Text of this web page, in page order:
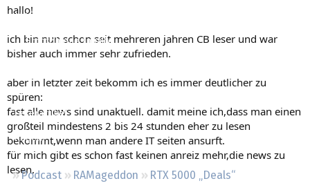
Aktuelles
Empfohlene Inhalte
Neueste Aktivitäten
Leserartikel
Regeln
Podcast RAMageddon
RTX 5000 „Deals“
r
hallo!
ich bin nun schon seit mehreren jahren CB leser und war
bisher auch immer sehr zufrieden.
aber in letzter zeit bekomm ich es immer deutlicher zu
spüren:
fast alle news sind unaktuell. damit meine ich,dass man einen
großteil mindestens 2 bis 24 stunden eher zu lesen
bekommt,wenn man andere IT seiten ansurft.
für mich gibt es schon fast keinen anreiz mehr,die news zu
lesen.